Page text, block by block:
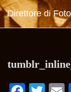
Direttore di